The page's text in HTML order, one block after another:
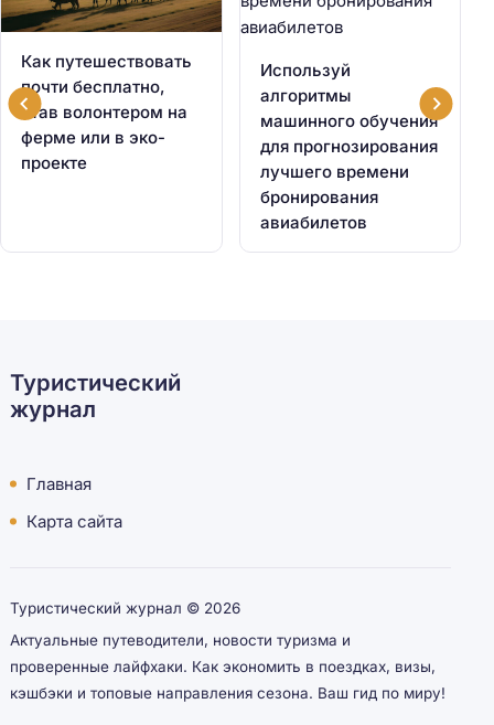
Как путешествовать
почти бесплатно,
став волонтером на
ферме или в эко-
проекте
Используй
алгоритмы
машинного обучения
для прогнозирования
лучшего времени
бронирования
авиабилетов
Туристический
журнал
Главная
Карта сайта
Туристический журнал © 2026
Актуальные путеводители, новости туризма и
проверенные лайфхаки. Как экономить в поездках, визы,
кэшбэки и топовые направления сезона. Ваш гид по миру!